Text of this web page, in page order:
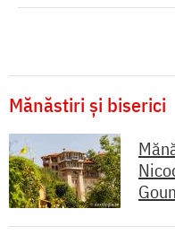
Mănăstiri și biserici